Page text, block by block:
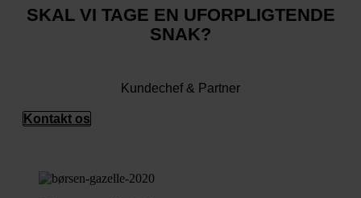
SKAL VI TAGE EN UFORPLIGTENDE
SNAK?
Kundechef & Partner
Kontakt os